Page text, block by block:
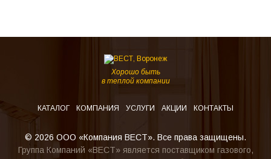
Хорошо быть
в теплой компании
КАТАЛОГ КОМПАНИЯ УСЛУГИ АКЦИИ КОНТАКТЫ
© 2026 ООО «Компания ВЕСТ». Все права защищены.
Группа Компаний «ВЕСТ» является поставщиком газового,